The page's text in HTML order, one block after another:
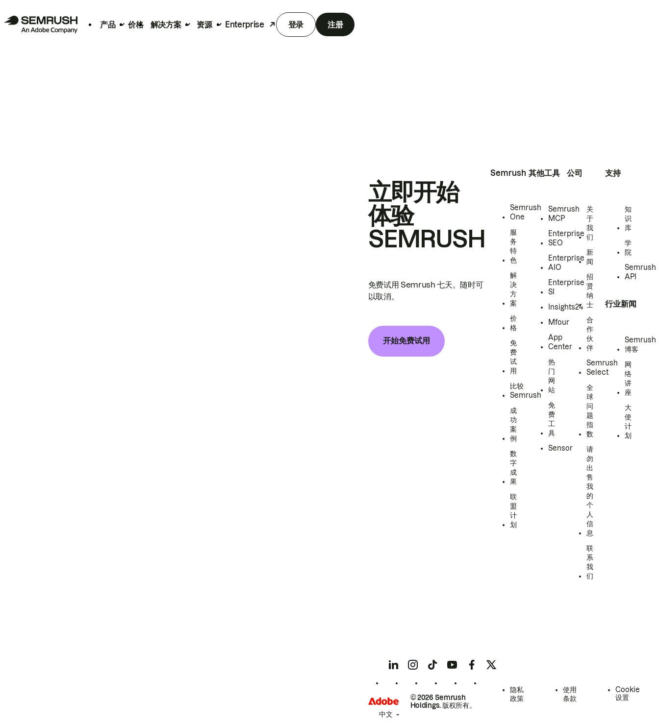
产品 价格 解决方案 资源 Enterprise 登录 注册
立即开始
体验
SEMRUSH
免费试用 Semrush 七天。随时可
以取消。
开始免费试用
Semrush
Semrush
One
服
务
特
色
解
决
方
案
价
格
免
费
试
用
比较
Semrush
成
功
案
例
数
字
成
果
联
盟
计
划
其他工具
Semrush
MCP
Enterprise
SEO
Enterprise
AIO
Enterprise
SI
Insights24
Mfour
App
Center
热
门
网
站
免
费
工
具
Sensor
公司
关
于
我
们
新
闻
招
贤
纳
士
合
作
伙
伴
Semrush
Select
全
球
问
题
指
数
请
勿
出
售
我
的
个
人
信
息
联
系
我
们
支持
知
识
库
学
院
Semrush
API
行业新闻
Semrush
博客
网
络
讲
座
大
使
计
划
© 2026 Semrush
Holdings. 版权所有。
隐私
政策
使用
条款
Cookie
设置
中文